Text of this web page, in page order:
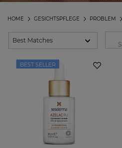
PROBLEM
GESICHTSPFLEGE
HOME
BEST SELLER